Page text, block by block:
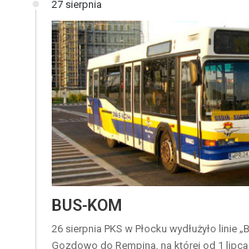
27 sierpnia
BUS-KOM
26 sierpnia PKS w Płocku wydłużyło linie
Gozdowo do Rempina, na której od 1